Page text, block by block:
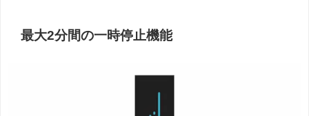
最大2分間の一時停止機能